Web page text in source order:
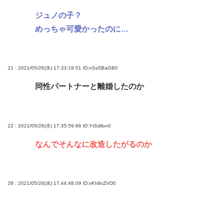
ジュノの子？
めっちゃ可愛かったのに…
21 : 2021/05/26(水) 17:33:19.51 ID:nSsSBaGB0
同性パートナーと離婚したのか
22 : 2021/05/26(水) 17:35:59.66 ID:YtSdllon0
なんでそんなに改造したがるのか
28 : 2021/05/26(水) 17:44:48.09 ID:vKh8vZVD0